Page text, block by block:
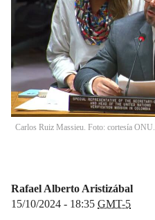
Carlos Ruiz Massieu. Foto: cortesía ONU.
Rafael Alberto Aristizábal
15/10/2024 - 18:35 GMT-5